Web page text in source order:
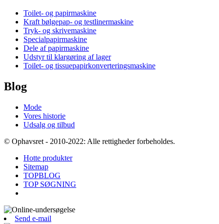
Toilet- og papirmaskine
Kraft bølgepap- og testlinermaskine
Tryk- og skrivemaskine
Specialpapirmaskine
Dele af papirmaskine
Udstyr til klargøring af lager
Toilet- og tissuepapirkonverteringsmaskine
Blog
Mode
Vores historie
Udsalg og tilbud
© Ophavsret - 2010-2022: Alle rettigheder forbeholdes.
Hotte produkter
Sitemap
TOPBLOG
TOP SØGNING
Send e-mail